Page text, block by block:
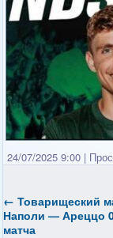
24/07/2025 9:00 |
← Товарищеский
Наполи — Ареццо
матча